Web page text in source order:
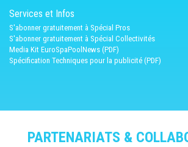
Services et Infos
S'abonner gratuitement à Spécial Pros
S'abonner gratuitement à Spécial Collectivités
Media Kit EuroSpaPoolNews (PDF)
Spécification Techniques pour la publicité (PDF)
PARTENARIATS &